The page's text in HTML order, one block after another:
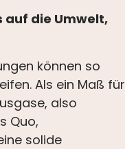
auf die Umwelt,
können so
Als ein Maß für
also
Quo,
solide